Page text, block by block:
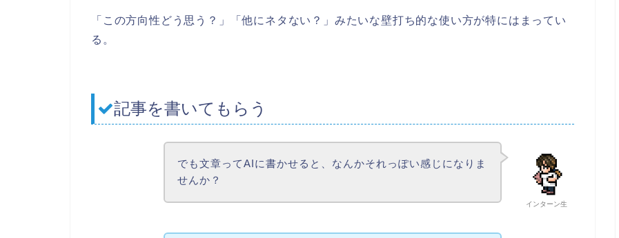
「この方向性どう思う？」「他にネタない？」みたいな壁打ち的な使い方が特にはまってい
る。
記事を書いてもらう
インターン生
でも文章ってAIに書かせると、なんかそれっぽい感じになりま
せんか？